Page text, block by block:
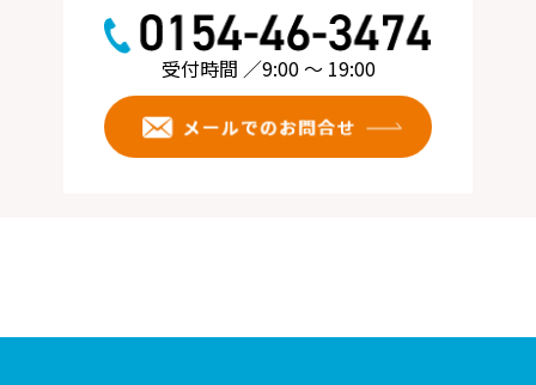
受付時間 ／9:00 ～ 19:00